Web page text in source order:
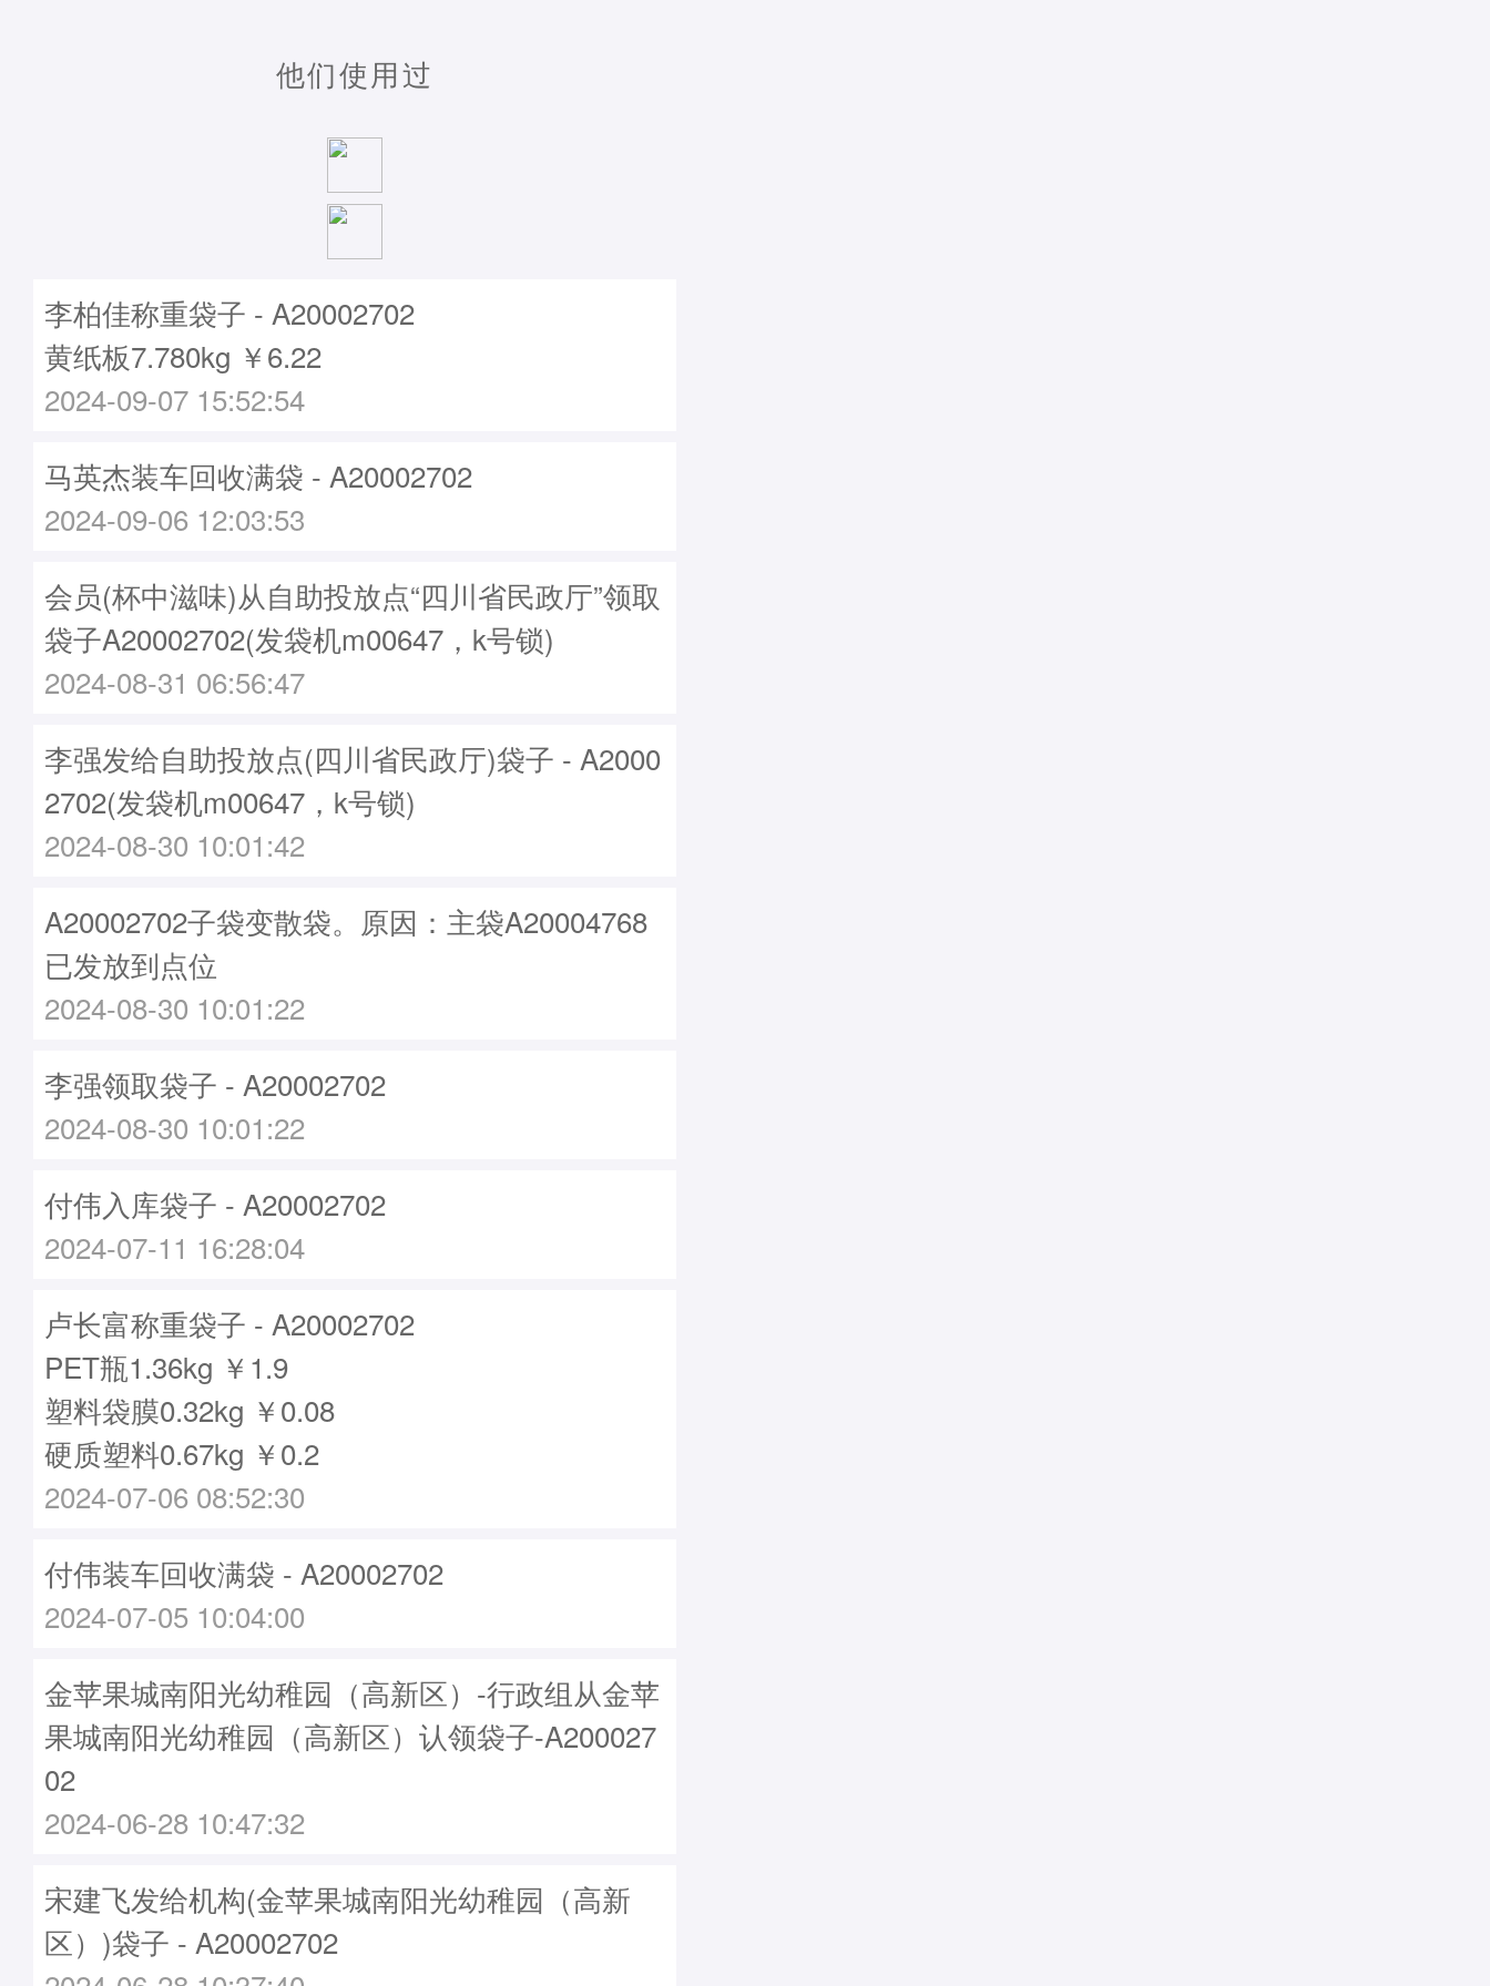
他们使用过
李柏佳称重袋子 - A20002702
黄纸板7.780kg ￥6.22
2024-09-07 15:52:54
马英杰装车回收满袋 - A20002702
2024-09-06 12:03:53
会员(杯中滋味)从自助投放点“四川省民政厅”领取
袋子A20002702(发袋机m00647，k号锁)
2024-08-31 06:56:47
李强发给自助投放点(四川省民政厅)袋子 - A2000
2702(发袋机m00647，k号锁)
2024-08-30 10:01:42
A20002702子袋变散袋。原因：主袋A20004768
已发放到点位
2024-08-30 10:01:22
李强领取袋子 - A20002702
2024-08-30 10:01:22
付伟入库袋子 - A20002702
2024-07-11 16:28:04
卢长富称重袋子 - A20002702
PET瓶1.36kg ￥1.9
塑料袋膜0.32kg ￥0.08
硬质塑料0.67kg ￥0.2
2024-07-06 08:52:30
付伟装车回收满袋 - A20002702
2024-07-05 10:04:00
金苹果城南阳光幼稚园（高新区）-行政组从金苹
果城南阳光幼稚园（高新区）认领袋子-A200027
02
2024-06-28 10:47:32
宋建飞发给机构(金苹果城南阳光幼稚园（高新
区）)袋子 - A20002702